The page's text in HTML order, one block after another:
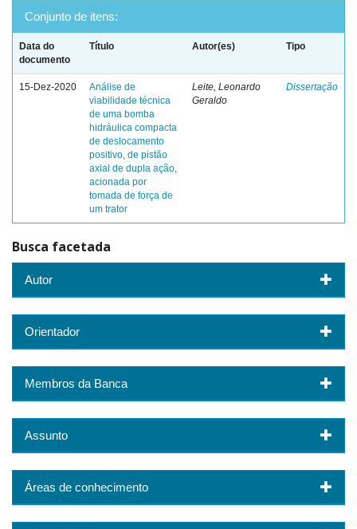
Conjunto de itens:
Data do
documento
Título Autor(es) Tipo
15-Dez-2020
Análise de
viabilidade técnica
de uma bomba
hidráulica compacta
de deslocamento
positivo, de pistão
axial de dupla ação,
acionada por
tomada de força de
um trator
Leite, Leonardo
Geraldo
Dissertação
Busca facetada
Autor
Orientador
Membros da Banca
Assunto
Áreas de conhecimento